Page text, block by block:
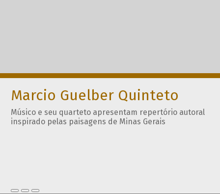
Marcio Guelber Quinteto
Músico e seu quarteto apresentam repertório autoral
inspirado pelas paisagens de Minas Gerais